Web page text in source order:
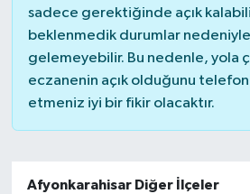
sadece gerektiğinde açık
beklenmedik durumlar
gelemeyebilir. Bu nedenle, yola
eczanenin açık olduğunu telefon
etmeniz iyi bir fikir olacaktır.
Afyonkarahisar Diğer İlçeler